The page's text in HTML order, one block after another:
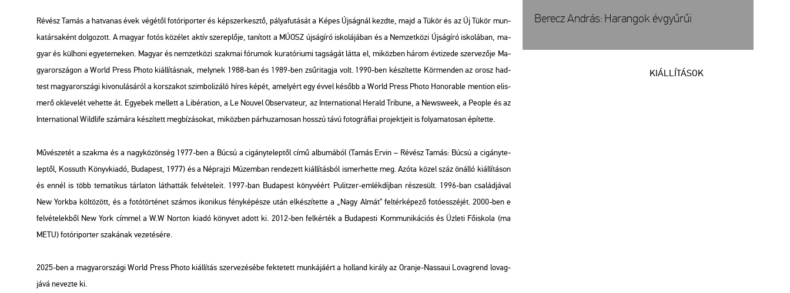
Ré­vész Tamás a hat­va­nas évek vé­gé­től fo­tó­ri­por­ter és kép­szer­kesz­tő, pá­lya­fu­tá­sát a Képes Újságnál kezd­te, majd aTükörés azÚj Tükör mun­
ka­tár­sa­ként dol­go­zott. A ma­gyar fotós köz­élet aktív sze­rep­lő­je, ta­ní­tott a MÚOSZ új­ság­író is­ko­lá­já­ban és a Nem­zet­kö­zi Új­ság­író is­ko­lá­ban, ma­
gyar és kül­ho­ni egye­te­me­ken. Ma­gyar és nem­zet­kö­zi szak­mai fó­ru­mok ku­ra­tó­ri­u­mi tag­sá­gát látta el, mi­köz­ben három év­ti­ze­de szer­ve­ző­je Ma­
gyar­or­szá­gon a World Press Photo ki­ál­lí­tás­nak, mely­nek 1988-ban és 1989-ben zsű­ri­tag­ja volt. 1990-ben ké­szí­tet­te Kör­men­den az orosz had­
test ma­gyar­or­szá­gi ki­vo­nu­lá­sá­ról a kor­sza­kot szim­bo­li­zá­ló híres képét, ame­lyért egy évvel ké­sőbb a World Press Photo Ho­nor­ab­le ment­ion el­is­
me­rő ok­le­ve­lét ve­het­te át. Egye­bek mel­lett a Li­bé­r­ati­on, a Le No­u­vel Ob­ser­va­teur, az In­ter­na­ti­o­nal He­rald Tri­bu­ne, a News­week, a People és az
In­ter­na­ti­o­nal Wild­lifeszá­má­ra ké­szí­tett meg­bí­zá­so­kat, mi­köz­ben pár­hu­za­mo­san hosszú távú fo­tog­rá­fi­ai pro­jekt­je­it is fo­lya­ma­to­san épí­tet­te.
Mű­vé­sze­tét a szak­ma és a nagy­kö­zön­ség 1977-ben a Búcsú a ci­gány­te­lep­tőlcímű al­bu­má­ból (Tamás Ervin – Ré­vész Tamás: Búcsú a ci­gány­te­
lep­től, Kos­suth Könyv­ki­adó, Bu­da­pest, 1977) és a Nép­raj­zi Mú­zem­ban ren­de­zett ki­ál­lí­tás­ból is­mer­het­te meg. Azóta közel száz ön­ál­ló ki­ál­lí­tá­son
és ennél is több te­ma­ti­kus tár­la­ton lát­hat­ták fel­vé­te­le­it. 1997-ban Bu­da­pest köny­vé­ért Pu­li­tzer-em­lék­díj­ban ré­sze­sült. 1996-ban csa­lád­já­val
New York­ba köl­tö­zött, és a fo­tó­tör­té­net szá­mos iko­ni­kus fény­ké­pé­sze után el­ké­szí­tet­te a „Nagy Almát” fel­tér­ké­pe­ző fo­tó­esszé­jét. 2000-ben e
fel­vé­te­lek­ből New York cím­mel a W.W Nor­ton kiadó köny­vet adott ki. 2012-ben fel­kér­ték a Bu­da­pes­ti Kom­mu­ni­ká­ci­ós és Üz­le­ti Fő­is­ko­la (ma
METU) fo­tó­ri­por­ter sza­ká­nak ve­ze­té­sé­re.
2025-ben a ma­gyar­or­szá­gi World Press Photo ki­ál­lí­tás szer­ve­zé­sé­be fek­te­tett mun­ká­já­ért a hol­land ki­rály az Oran­je-Nas­sa­ui Lo­vag­rend lo­vag­
já­vá ne­vez­te ki.
Berecz András: Harangok évgyűrűi
KIÁLLÍTÁSOK